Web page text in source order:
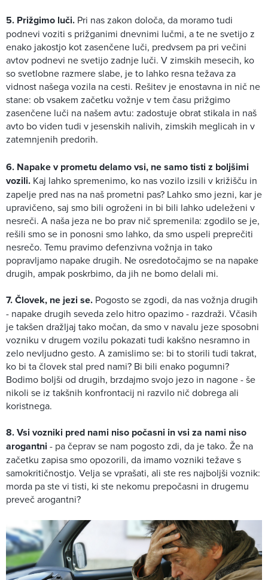
5. Prižgimo luči. Pri nas zakon določa, da moramo tudi
podnevi voziti s prižganimi dnevnimi lučmi, a te ne svetijo z
enako jakostjo kot zasenčene luči, predvsem pa pri večini
avtov podnevi ne svetijo zadnje luči. V zimskih mesecih, ko
so svetlobne razmere slabe, je to lahko resna težava za
vidnost našega vozila na cesti. Rešitev je enostavna in nič ne
stane: ob vsakem začetku vožnje v tem času prižgimo
zasenčene luči na našem avtu: zadostuje obrat stikala in naš
avto bo viden tudi v jesenskih nalivih, zimskih meglicah in v
zatemnjenih predorih.
6. Napake v prometu delamo vsi, ne samo tisti z boljšimi
vozili. Kaj lahko spremenimo, ko nas vozilo izsili v križišču in
zapelje pred nas na naš prometni pas? Lahko smo jezni, kar je
upravičeno, saj smo bili ogroženi in bi bili lahko udeleženi v
nesreči. A naša jeza ne bo prav nič spremenila: zgodilo se je,
rešili smo se in ponosni smo lahko, da smo uspeli preprečiti
nesrečo. Temu pravimo defenzivna vožnja in tako
popravljamo napake drugih. Ne osredotočajmo se na napake
drugih, ampak poskrbimo, da jih ne bomo delali mi.
7. Človek, ne jezi se. Pogosto se zgodi, da nas vožnja drugih
- napake drugih seveda zelo hitro opazimo - razdraži. Včasih
je takšen dražljaj tako močan, da smo v navalu jeze sposobni
vozniku v drugem vozilu pokazati tudi kakšno nesramno in
zelo nevljudno gesto. A zamislimo se: bi to storili tudi takrat,
ko bi ta človek stal pred nami? Bi bili enako pogumni?
Bodimo boljši od drugih, brzdajmo svojo jezo in nagone - še
nikoli se iz takšnih konfrontacij ni razvilo nič dobrega ali
koristnega.
8. Vsi vozniki pred nami niso počasni in vsi za nami niso
arogantni - pa čeprav se nam pogosto zdi, da je tako. Že na
začetku zapisa smo opozorili, da imamo vozniki težave s
samokritičnostjo. Velja se vprašati, ali ste res najboljši voznik:
morda pa ste vi tisti, ki ste nekomu prepočasni in drugemu
preveč arogantni?